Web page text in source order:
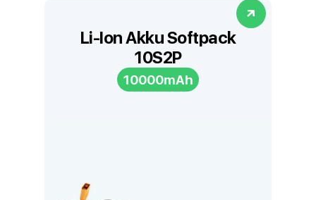
Li-Ion Akku Softpack
10S2P
10000mAh